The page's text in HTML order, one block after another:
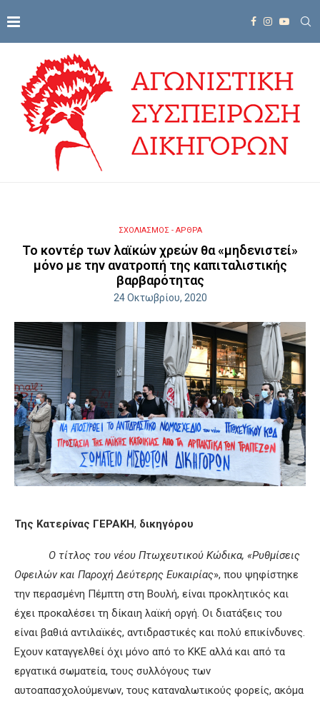
ΣΧΟΛΙΑΣΜΟΣ - ΑΡΘΡΑ
Το κοντέρ των λαϊκών χρεών θα «μηδενιστεί»
μόνο με την ανατροπή της καπιταλιστικής
βαρβαρότητας
24 Οκτωβρίου, 2020
Της Κατερίνας ΓΕΡΑΚΗ, δικηγόρου
Ο τίτλος του νέου Πτωχευτικού Κώδικα, «Ρυθμίσεις
Οφειλών και Παροχή Δεύτερης Ευκαιρίας», που ψηφίστηκε
την περασμένη Πέμπτη στη Βουλή, είναι προκλητικός και
έχει προκαλέσει τη δίκαιη λαϊκή οργή. Οι διατάξεις του
είναι βαθιά αντιλαϊκές, αντιδραστικές και πολύ επικίνδυνες.
Εχουν καταγγελθεί όχι μόνο από το ΚΚΕ αλλά και από τα
εργατικά σωματεία, τους συλλόγους των
αυτοαπασχολούμενων, τους καταναλωτικούς φορείς, ακόμα